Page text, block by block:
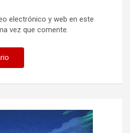
electrónico y web en este
vez que comente.